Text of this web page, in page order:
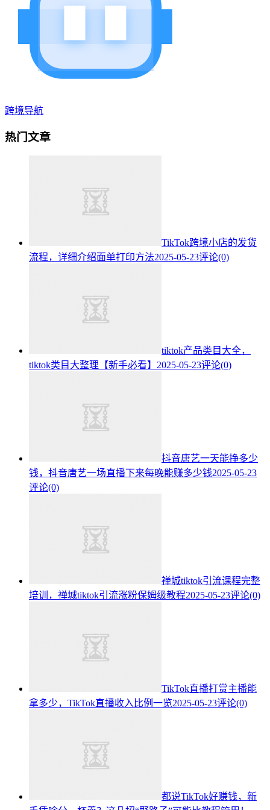
跨境导航
热门文章
TikTok跨境小店的发货
流程，详细介绍面单打印方法2025-05-23评论(0)
tiktok产品类目大全，
tiktok类目大整理【新手必看】 2025-05-23评论(0)
抖音唐艺一天能挣多少
钱，抖音唐艺一场直播下来每晚能赚多少钱2025-05-23
评论(0)
禅城tiktok引流课程完整
培训，禅城tiktok引流涨粉保姆级教程2025-05-23评论(0)
TikTok直播打赏主播能
拿多少，TikTok直播收入比例一览2025-05-23评论(0)
都说TikTok好赚钱，新